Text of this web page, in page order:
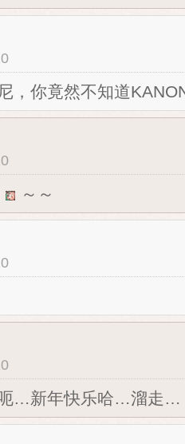
，你竟然不知道
～～
呃…新年快乐哈…溜走…